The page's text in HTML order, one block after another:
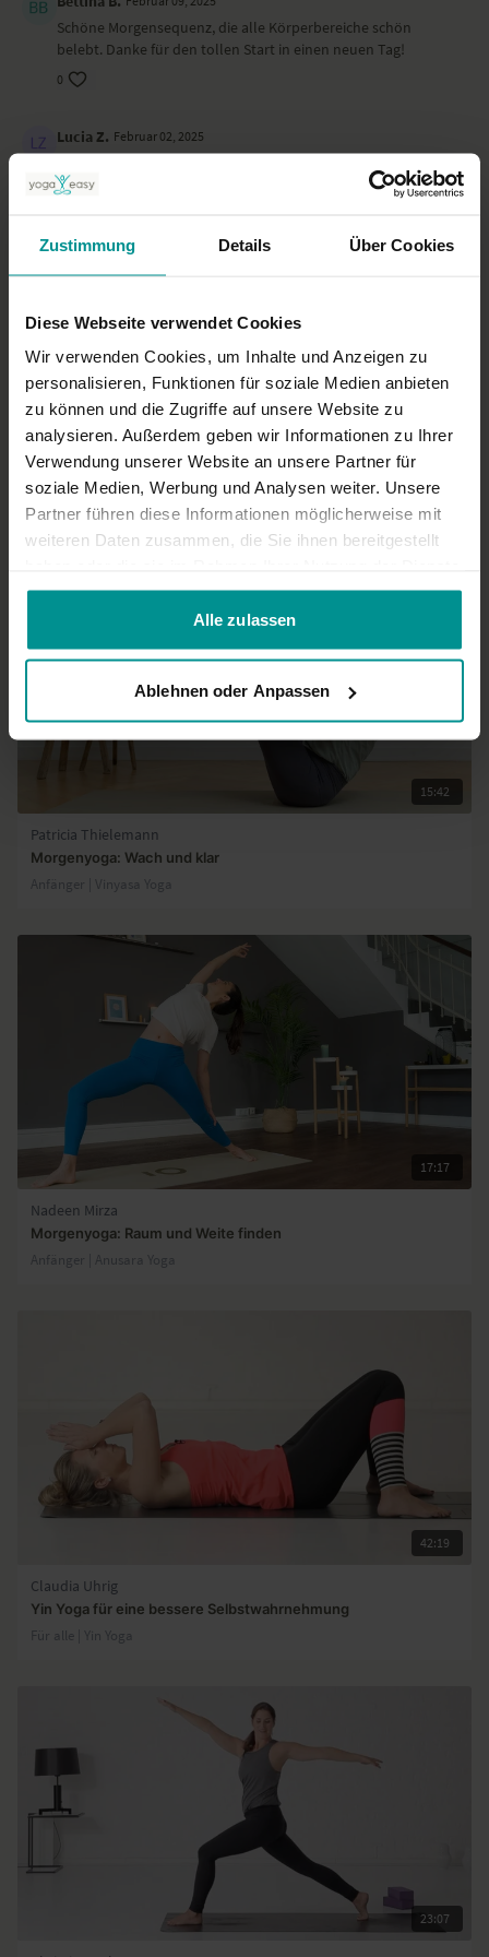
Zustimmung Details Über Cookies
Diese Webseite verwendet Cookies
Wir verwenden Cookies, um Inhalte und Anzeigen zu
personalisieren, Funktionen für soziale Medien anbieten
zu können und die Zugriffe auf unsere Website zu
analysieren. Außerdem geben wir Informationen zu Ihrer
Verwendung unserer Website an unsere Partner für
soziale Medien, Werbung und Analysen weiter. Unsere
Partner führen diese Informationen möglicherweise mit
weiteren Daten zusammen, die Sie ihnen bereitgestellt
gesammelt haben.
Alle zulassen
Ablehnen oder Anpassen
Schöne Morgensequenz, die alle Körperbereiche schön
belebt. Danke für den tollen Start in einen neuen Tag!
0
Lucia Z. Februar 02, 2025
0
Daisy K. Januar 14, 2025
Ganz wunderbares Video für den Morgen. Ich liebe es.
nicht zu herausfordernd. Genau die richtige Mischung, um in
Mehr laden
Ähnliche Videos
15:42
Patricia Thielemann
Morgenyoga: Wach und klar
Anfänger | Vinyasa Yoga
17:17
Nadeen Mirza
Morgenyoga: Raum und Weite finden
Anfänger | Anusara Yoga
42:19
Claudia Uhrig
Yin Yoga für eine bessere Selbstwahrnehmung
Für alle | Yin Yoga
23:07